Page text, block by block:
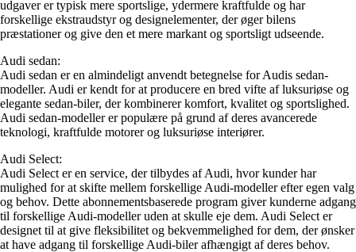
udgaver er typisk mere sportslige, ydermere kraftfulde og har
forskellige ekstraudstyr og designelementer, der øger bilens
præstationer og give den et mere markant og sportsligt udseende.
Audi sedan:
Audi sedan er en almindeligt anvendt betegnelse for Audis sedan-
modeller. Audi er kendt for at producere en bred vifte af luksuriøse og
elegante sedan-biler, der kombinerer komfort, kvalitet og sportslighed.
Audi sedan-modeller er populære på grund af deres avancerede
teknologi, kraftfulde motorer og luksuriøse interiører.
Audi Select:
Audi Select er en service, der tilbydes af Audi, hvor kunder har
mulighed for at skifte mellem forskellige Audi-modeller efter egen valg
og behov. Dette abonnementsbaserede program giver kunderne adgang
til forskellige Audi-modeller uden at skulle eje dem. Audi Select er
designet til at give fleksibilitet og bekvemmelighed for dem, der ønsker
at have adgang til forskellige Audi-biler afhængigt af deres behov.